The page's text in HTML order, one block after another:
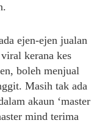
ejen-ejen jualan
kerana kes
boleh menjual
Masih tak ada
akaun ‘master
mind terima